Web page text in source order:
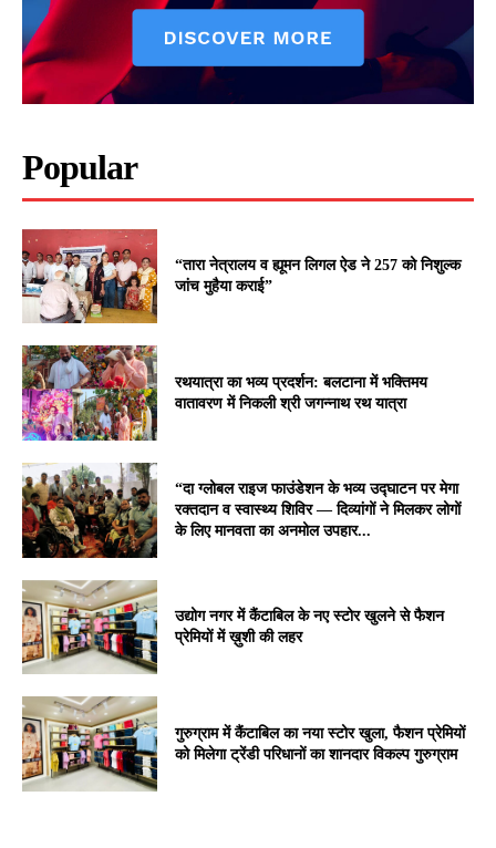
Popular
“तारा नेत्रालय व ह्यूमन लिगल ऐड ने 257 को निशुल्क
जांच मुहैया कराई”
रथयात्रा का भव्य प्रदर्शन: बलटाना में भक्तिमय
वातावरण में निकली श्री जगन्नाथ रथ यात्रा
“दा ग्लोबल राइज फाउंडेशन के भव्य उद्घाटन पर मेगा
रक्तदान व स्वास्थ्य शिविर — दिव्यांगों ने मिलकर लोगों
के लिए मानवता का अनमोल उपहार...
उद्योग नगर में कैंटाबिल के नए स्टोर खुलने से फैशन
प्रेमियों में ख़ुशी की लहर
गुरुग्राम में कैंटाबिल का नया स्टोर खुला, फैशन प्रेमियों
को मिलेगा ट्रेंडी परिधानों का शानदार विकल्प गुरुग्राम